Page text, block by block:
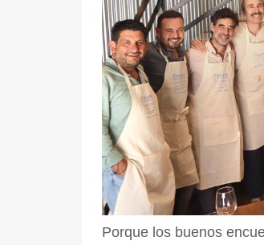
Porque los buenos